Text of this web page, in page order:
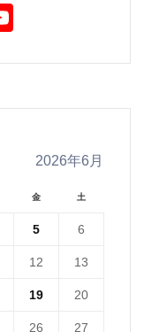
2026年6月
金 土
5 6
12 13
19 20
26 27